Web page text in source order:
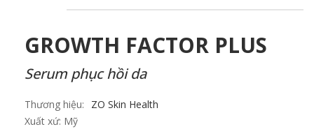
GROWTH FACTOR PLUS
Serum phục hồi da
Thương hiệu:
ZO Skin Health
Xuất xứ: Mỹ